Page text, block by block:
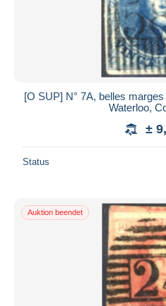
[O SUP] N° 7A, belles
Waterloo,
±
Status
Auktion beendet